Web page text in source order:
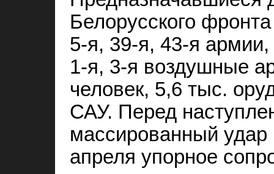
Белорусского
5‑я, 39‑я, 43‑я армии,
1‑я, 3‑я воздушные
человек, 5,6 тыс.
САУ. Перед
массированный удар
апреля упорное